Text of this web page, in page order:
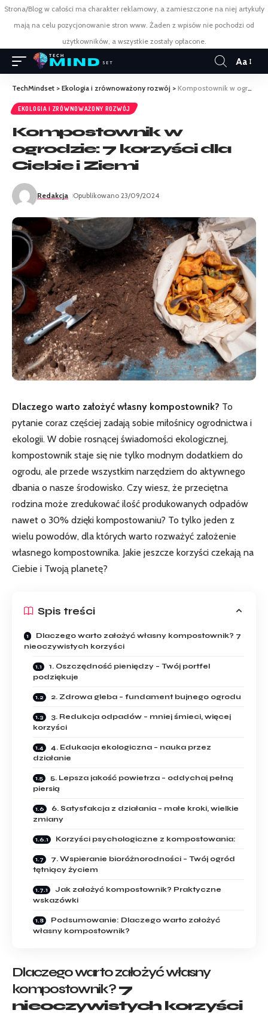
Strona/Blog w całości ma charakter reklamowy, a zamieszczone na niej artykuły
mają na celu pozycjonowanie stron www. Żaden z wpisów nie pochodzi od
użytkowników, a wszystkie zostały opłacone.
Aa
TechMindset > Ekologia i zrównoważony rozwój > Kompostownik w ogrodzie: 7 korzyści dla Ciebie i Ziemi
EKOLOGIA I ZRÓWNOWAŻONY ROZWÓJ
Kompostownik w
ogrodzie: 7 korzyści dla
Ciebie i Ziemi
Redakcja Opublikowano 23/09/2024
Dlaczego warto założyć własny kompostownik? To
pytanie coraz częściej zadają sobie miłośnicy ogrodnictwa i
ekologii. W dobie rosnącej świadomości ekologicznej,
kompostownik staje się nie tylko modnym dodatkiem do
ogrodu, ale przede wszystkim narzędziem do aktywnego
dbania o nasze środowisko. Czy wiesz, że przeciętna
rodzina może zredukować ilość produkowanych odpadów
nawet o 30% dzięki kompostowaniu? To tylko jeden z
wielu powodów, dla których warto rozważyć założenie
własnego kompostownika. Jakie jeszcze korzyści czekają na
Ciebie i Twoją planetę?
Spis treści
Dlaczego warto założyć własny kompostownik? 7
nieoczywistych korzyści
1. Oszczędność pieniędzy – Twój portfel
podziękuje
2. Zdrowa gleba – fundament bujnego ogrodu
3. Redukcja odpadów – mniej śmieci, więcej
korzyści
4. Edukacja ekologiczna – nauka przez
działanie
5. Lepsza jakość powietrza – oddychaj pełną
piersią
6. Satysfakcja z działania – małe kroki, wielkie
zmiany
Korzyści psychologiczne z kompostowania:
7. Wspieranie bioróżnorodności – Twój ogród
tętniący życiem
Jak założyć kompostownik? Praktyczne
wskazówki
Podsumowanie: Dlaczego warto założyć
własny kompostownik?
Dlaczego warto założyć własny
kompostownik?7
nieoczywistych korzyści